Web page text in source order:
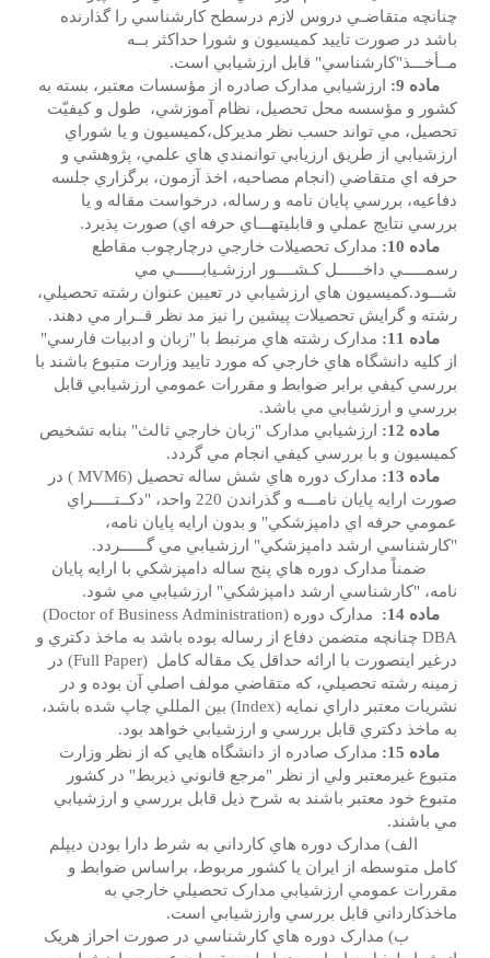
چنانچه متقاضـي دروس لازم درسطح کارشناسي را گذارنده
باشد در صورت تاييد کميسيون و شورا حداکثر بــه
مــأخـــذ"کارشناسي" قابل ارزشيابي است.
ماده 9:
ارزشيابي مدارک صادره از مؤسسات معتبر، بسته به
کشور و مؤسسه محل تحصيل، نظام آموزشي، طول و کيفيّت
تحصيل، مي تواند حسب نظر مديرکل،کميسيون و يا شوراي
ارزشيابي از طريق ارزيابي توانمندي هاي علمي، پژوهشي و
حرفه اي متقاضي (انجام مصاحبه، اخذ آزمون، برگزاري جلسه
دفاعيه، بررسي پايان نامه و رساله، درخواست مقاله و يا
بررسي نتايج عملي و قابليتهـــاي حرفه اي) صورت پذيرد.
ماده 10:
مدارک تحصيلات خارجي درچارچوب مقاطع
رسمـــــي داخــــــل کـشــــور ارزشـيابــــــي مي
شـــود.کميسيون هاي ارزشيابي در تعيين عنوان رشته تحصيلي،
رشته و گرايش تحصيلات پيشين را نيز مد نظر قــرار مي دهند.
ماده 11:
مدارک رشته هاي مرتبط با "زبان و ادبيات فارسي"
از کليه دانشگاه هاي خارجي که مورد تاييد وزارت متبوع باشند با
بررسي کيفي برابر ضوابط و مقررات عمومي ارزشيابي قابل
بررسي و ارزشيابي مي باشد.
ماده 12:
ارزشيابي مدارک "زبان خارجي ثالث" بنابه تشخيص
کميسيون و با بررسي کيفي انجام مي گردد.
ماده 13:
مدارک دوره هاي شش ساله تحصيل (MVM6 ) در
صورت ارايه پايان نامـــه و گذراندن 220 واحد، "دکــتـــــراي
عمومي حرفه اي دامپزشکي" و بدون ارايه پايان نامه،
"کارشناسي ارشد دامپزشکي" ارزشيابي مي گــــــردد.
ضمناً مدارک دوره هاي پنج ساله دامپزشکي با ارايه پايان
نامه، "کارشناسي ارشد دامپزشکي" ارزشيابي مي شود.
ماده 14:
مدارک دوره (Doctor of Business Administration)
DBA چنانچه متضمن دفاع از رساله بوده باشد به ماخذ دکتري و
درغير اينصورت با ارائه حداقل يک مقاله کامل (Full Paper) در
زمينه رشته تحصيلي، که متقاضي مولف اصلي آن بوده و در
نشريات معتبر داراي نمايه (Index) بين المللي چاپ شده باشد،
به ماخذ دکتري قابل بررسي و ارزشيابي خواهد بود.
ماده 15:
مدارک صادره از دانشگاه هايي که از نظر وزارت
متبوع غيرمعتبر ولي از نظر "مرجع قانوني ذيربط" در کشور
متبوع خود معتبر باشند به شرح ذيل قابل بررسي و ارزشيابي
مي باشند.
الف) مدارک دوره هاي کارداني به شرط دارا بودن ديپلم
کامل متوسطه از ايران يا کشور مربوط، براساس ضوابط و
مقررات عمومي ارزشيابي مدارک تحصيلي خارجي به
ماخذکارداني قابل بررسي وارزشيابي است.
ب) مدارک دوره هاي کارشناسي در صورت احراز هريک